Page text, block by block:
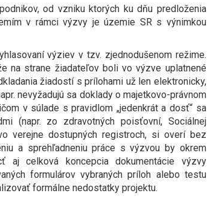
od vzniku ktorých ku dňu predloženia
v rámci výzvy je územie SR s výnimkou
výziev v tzv. zjednodušenom režime.
na strane žiadateľov boli vo výzve uplatnené
žiadostí s prílohami už len elektronicky,
nevyžadujú sa doklady o majetkovo-právnom
v súlade s pravidlom „jedenkrát a dosť“ sa
(napr. zo zdravotných poisťovní, Sociálnej
verejne dostupných registroch, si overí bez
a sprehľadneniu práce s výzvou by okrem
aj celková koncepcia dokumentácie výzvy
formulárov vybraných príloh alebo testu
formálne nedostatky projektu.